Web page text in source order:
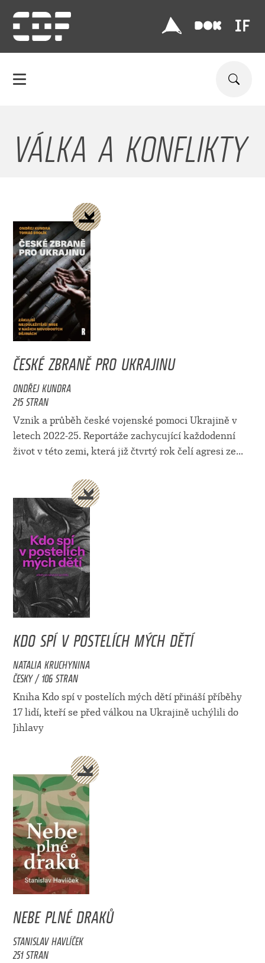
VÁLKA A KONFLIKTY
ČESKÉ ZBRANĚ PRO UKRAJINU
ONDŘEJ KUNDRA
215 STRAN
Vznik a průběh české vojenské pomoci Ukrajině v
letech 2022-25. Reportáže zachycující každodenní
život v této zemi, která již čtvrtý rok čelí agresi ze...
KDO SPÍ V POSTELÍCH MÝCH DĚTÍ
NATALIA KRUCHYNINA
ČESKY / 106 STRAN
Kniha Kdo spí v postelích mých dětí přináší příběhy
17 lidí, kteří se před válkou na Ukrajině uchýlili do
Jihlavy
NEBE PLNÉ DRAKŮ
STANISLAV HAVLÍČEK
251 STRAN